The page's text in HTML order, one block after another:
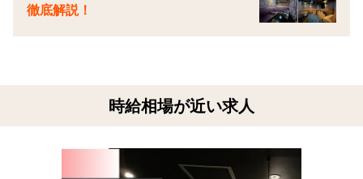
徹底解説！
時給相場が近い求人